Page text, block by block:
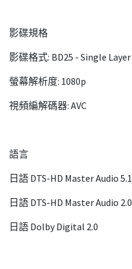
影碟規格
影碟格式: BD25 - Single Layer
螢幕解析度: 1080p
視頻編解碼器: AVC
語言
日語 DTS-HD Master Audio 5.1
日語 DTS-HD Master Audio 2.0
日語 Dolby Digital 2.0